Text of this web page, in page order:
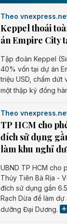
Theo
Keppel thoái
án Empire City
Tập đoàn Keppel
40% vốn tại dự án
triệu USD, chấm dứt
một thập kỷ đồng
Theo
TP HCM cho
đích sử dụng
làm khu nghỉ
UBND TP HCM cho
Thủy Tiên Bà Rịa -
đích sử dụng gần
Rạch Dừa để làm
dưỡng Đại Dương.